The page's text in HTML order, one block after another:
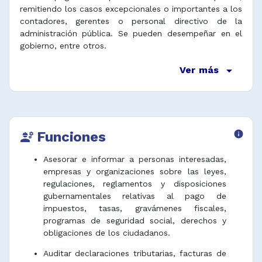
remitiendo los casos excepcionales o importantes a los
contadores, gerentes o personal directivo de la
administración pública. Se pueden desempeñar en el
gobierno, entre otros.
Ver más arrow_drop_down
engineering Funciones info
Asesorar e informar a personas interesadas,
empresas y organizaciones sobre las leyes,
regulaciones, reglamentos y disposiciones
gubernamentales relativas al pago de
impuestos, tasas, gravámenes fiscales,
programas de seguridad social, derechos y
obligaciones de los ciudadanos.
Auditar declaraciones tributarias, facturas de